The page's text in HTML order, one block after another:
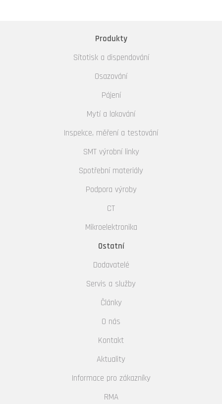
Produkty
Sítotisk a dispendování
Osazování
Pájení
Mytí a lakování
Inspekce, měření a testování
SMT výrobní linky
Spotřební materiály
Podpora výroby
CT
Mikroelektronika
Ostatní
Dodavatelé
Servis a služby
Články
O nás
Kontakt
Aktuality
Informace pro zákazníky
RMA